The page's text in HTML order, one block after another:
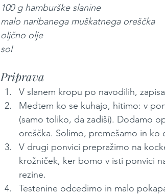
100 g hamburške slanine
malo naribanega muškatnega oreščka
oljčno olje
sol
Priprava
V slanem kropu po navodilih,
Medtem ko se kuhajo, hitimo: v
(samo toliko, da zadiši). Dodamo
oreščka. Solimo, premešamo in ko
V drugi ponvici prepražimo na
krožniček, ker bomo v isti ponvici
rezine.
Testenine odcedimo in malo